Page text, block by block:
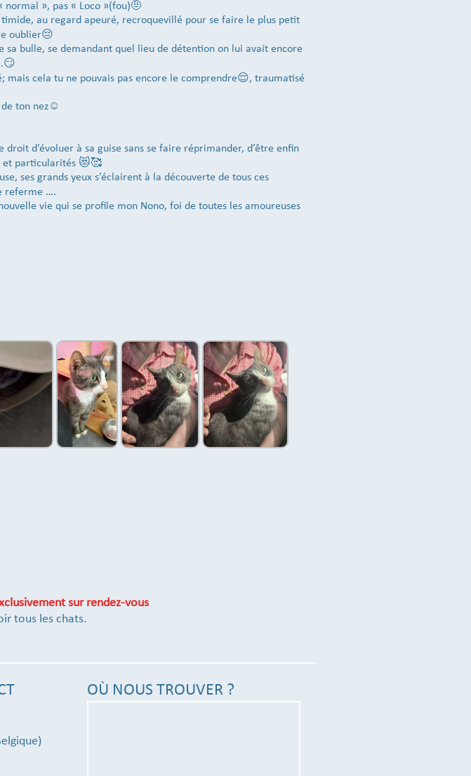
», pas « Loco »(fou)🤨
au regard apeuré, recroquevillé pour se faire le plus petit
oublier😔
sa bulle, se demandant quel lieu de détention on lui avait encore
cela tu ne pouvais pas encore le comprendre😌, traumatisé
de ton nez☺️
d’évoluer à sa guise sans se faire réprimander, d’être enfin
et particularités 😻🥰
ses grands yeux s’éclairent à la découverte de tous ces
referme ….
vie qui se profile mon Nono, foi de toutes les amoureuses
sur rendez-vous
tous les chats.
OÙ NOUS TROUVER ?